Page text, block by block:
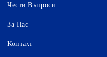
Чести Въпроси
За Нас
Контакт